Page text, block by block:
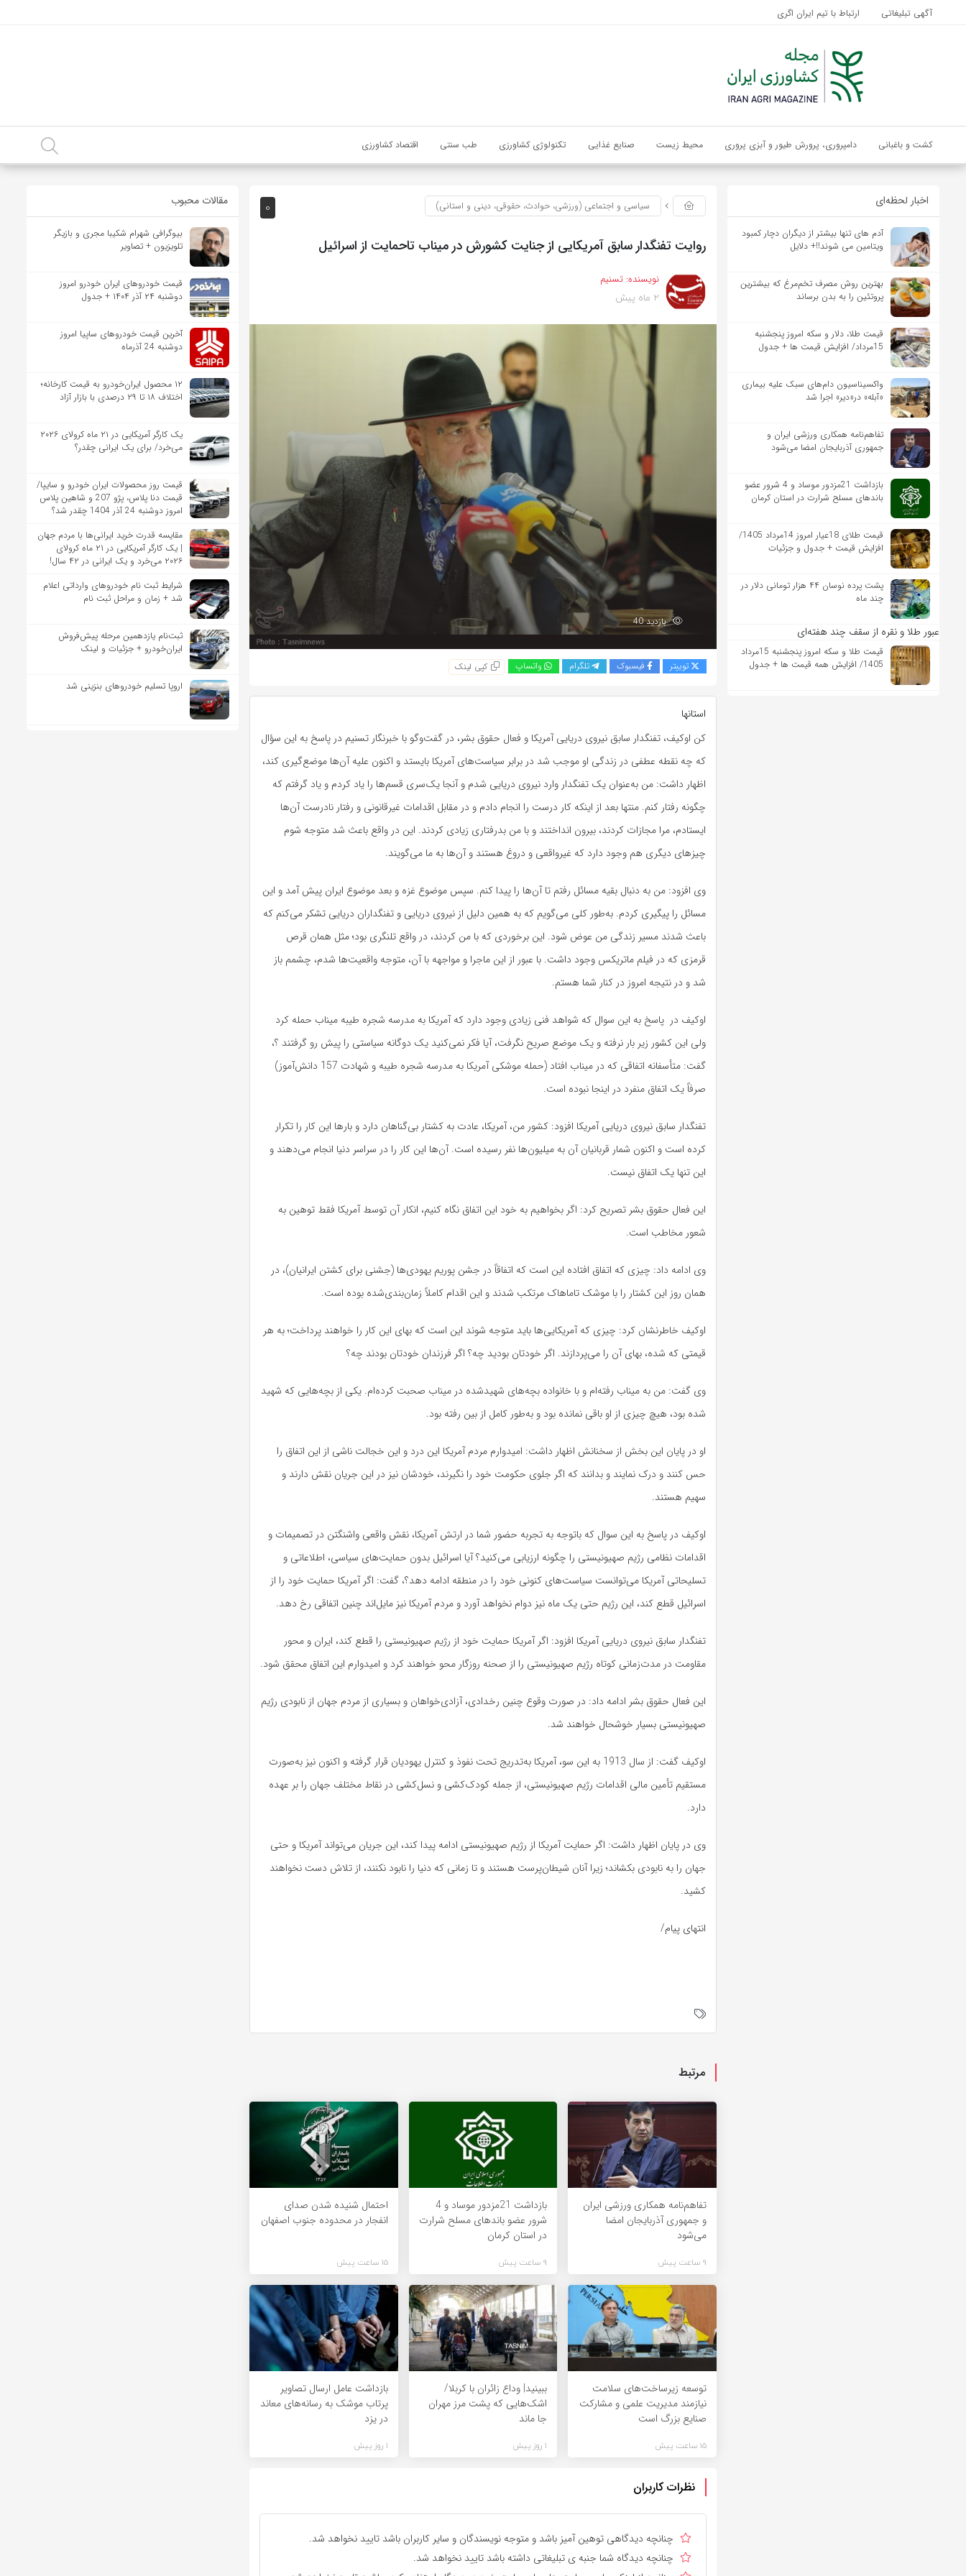
آگهی تبلیغاتی ارتباط با تیم ایران اگری
کشت و باغبانی دامپروری، پرورش طیور و آبزی پروری محیط زیست صنایع غذایی تکنولوژی کشاورزی طب سنتی اقتصاد کشاورزی
اخبار لحظه‌ای
آدم های تنها بیشتر از دیگران دچار کمبود
ویتامین می شوند!!+ دلایل
بهترین روش مصرف تخم‌مرغ که بیشترین
پروتئین را به بدن برساند
قیمت طلا، دلار و سکه امروز پنجشنبه
15مرداد/ افزایش قیمت ها + جدول
واکسیناسیون دام‌های سبک علیه بیماری
«آبله» در«دیر» اجرا شد
تفاهم‌نامه همکاری ورزشی ایران و
جمهوری آذربایجان امضا می‌شود
بازداشت 21مزدور موساد و 4 شرور عضو
باندهای مسلح شرارت در استان کرمان
قیمت طلای 18عیار امروز 14مرداد 1405/
افزایش قیمت + جدول و جزئیات
پشت پرده نوسان ۴۴ هزار تومانی دلار در
چند ماه
عبور طلا و نقره از سقف چند هفته‌ای
قیمت طلا و سکه امروز پنجشنبه 15مرداد
1405/ افزایش همه قیمت ها + جدول
0 سیاسی و اجتماعی (ورزشی، حوادث، حقوقی، دینی و استانی)
روایت تفنگدار سابق آمریکایی از جنایت کشورش در میناب تاحمایت از اسرائیل
نویسنده: تسنیم
2 ماه پیش
بازدید 40
توییتر فیسبوک تلگرام واتساپ کپی لینک
استانها
کن اوکیف، تفنگدار سابق نیروی دریایی آمریکا و فعال حقوق بشر، در گفت‌وگو با خبرنگار تسنیم در پاسخ به این سؤال
که چه نقطه عطفی در زندگی او موجب شد در برابر سیاست‌های آمریکا بایستد و اکنون علیه آن‌ها موضع‌گیری کند،
اظهار داشت: من به‌عنوان یک تفنگدار وارد نیروی دریایی شدم و آنجا یک‌سری قسم‌ها را یاد کردم و یاد گرفتم که
چگونه رفتار کنم. منتها بعد از اینکه کار درست را انجام دادم و در مقابل اقدامات غیرقانونی و رفتار نادرست آن‌ها
ایستادم، مرا مجازات کردند، بیرون انداختند و با من بدرفتاری زیادی کردند. این در واقع باعث شد متوجه شوم
چیزهای دیگری هم وجود دارد که غیرواقعی و دروغ هستند و آن‌ها به ما می‌گویند.
وی افزود: من به دنبال بقیه مسائل رفتم تا آن‌ها را پیدا کنم. سپس موضوع غزه و بعد موضوع ایران پیش آمد و این
مسائل را پیگیری کردم. به‌طور کلی می‌گویم که به همین دلیل از نیروی دریایی و تفنگداران دریایی تشکر می‌کنم که
باعث شدند مسیر زندگی من عوض شود. این برخوردی که با من کردند، در واقع تلنگری بود؛ مثل همان قرص
قرمزی که در فیلم ماتریکس وجود داشت. با عبور از این ماجرا و مواجهه با آن، متوجه واقعیت‌ها شدم، چشمم باز
شد و در نتیجه امروز در کنار شما هستم.
اوکیف در پاسخ به این سوال که شواهد فنی زیادی وجود دارد که آمریکا به مدرسه شجره طیبه میناب حمله کرد
ولی این کشور زیر بار نرفته و یک موضع صریح نگرفت، آیا فکر نمی‌کنید یک دوگانه سیاستی را پیش رو گرفتند ؟،
گفت: متأسفانه اتفاقی که در میناب افتاد (حمله موشکی آمریکا به مدرسه شجره طیبه و شهادت 157 دانش‌آموز)
صرفاً یک اتفاق منفرد در اینجا نبوده است.
تفنگدار سابق نیروی دریایی آمریکا افزود: کشور من، آمریکا، عادت به کشتار بی‌گناهان دارد و بارها این کار را تکرار
کرده است و اکنون شمار قربانیان آن به میلیون‌ها نفر رسیده است. آن‌ها این کار را در سراسر دنیا انجام می‌دهند و
این تنها یک اتفاق نیست.
این فعال حقوق بشر تصریح کرد: اگر بخواهیم به خود این اتفاق نگاه کنیم، انکار آن توسط آمریکا فقط توهین به
شعور مخاطب است.
وی ادامه داد: چیزی که اتفاق افتاده این است که اتفاقاً در جشن پوریم یهودی‌ها (جشنی برای کشتن ایرانیان)، در
همان روز این کشتار را با موشک تاماهاک مرتکب شدند و این اقدام کاملاً زمان‌بندی‌شده بوده است.
اوکیف خاطرنشان کرد: چیزی که آمریکایی‌ها باید متوجه شوند این است که بهای این کار را خواهند پرداخت؛ به هر
قیمتی که شده، بهای آن را می‌پردازند. اگر خودتان بودید چه؟ اگر فرزندان خودتان بودند چه؟
وی گفت: من به میناب رفته‌ام و با خانواده بچه‌های شهیدشده در میناب صحبت کرده‌ام. یکی از بچه‌هایی که شهید
شده بود، هیچ چیزی از او باقی نمانده بود و به‌طور کامل از بین رفته بود.
او در پایان این بخش از سخنانش اظهار داشت: امیدوارم مردم آمریکا این درد و این خجالت ناشی از این اتفاق را
حس کنند و درک نمایند و بدانند که اگر جلوی حکومت خود را نگیرند، خودشان نیز در این جریان نقش دارند و
سهیم هستند.
اوکیف در پاسخ به این سوال که باتوجه به تجربه حضور شما در ارتش آمریکا، نقش واقعی واشنگتن در تصمیمات و
اقدامات نظامی رژیم صهیونیستی را چگونه ارزیابی می‌کنید؟ آیا اسرائیل بدون حمایت‌های سیاسی، اطلاعاتی و
تسلیحاتی آمریکا می‌توانست سیاست‌های کنونی خود را در منطقه ادامه دهد؟، گفت: اگر آمریکا حمایت خود را از
اسرائیل قطع کند، این رژیم حتی یک ماه نیز دوام نخواهد آورد و مردم آمریکا نیز مایل‌اند چنین اتفاقی رخ دهد.
تفنگدار سابق نیروی دریایی آمریکا افزود: اگر آمریکا حمایت خود از رژیم صهیونیستی را قطع کند، ایران و محور
مقاومت در مدت‌زمانی کوتاه رژیم صهیونیستی را از صحنه روزگار محو خواهند کرد و امیدوارم این اتفاق محقق شود.
این فعال حقوق بشر ادامه داد: در صورت وقوع چنین رخدادی، آزادی‌خواهان و بسیاری از مردم جهان از نابودی رژیم
صهیونیستی بسیار خوشحال خواهند شد.
اوکیف گفت: از سال 1913 به این سو، آمریکا به‌تدریج تحت نفوذ و کنترل یهودیان قرار گرفته و اکنون نیز به‌صورت
مستقیم تأمین مالی اقدامات رژیم صهیونیستی، از جمله کودک‌کشی و نسل‌کشی در نقاط مختلف جهان را بر عهده
دارد.
وی در پایان اظهار داشت: اگر حمایت آمریکا از رژیم صهیونیستی ادامه پیدا کند، این جریان می‌تواند آمریکا و حتی
جهان را به نابودی بکشاند؛ زیرا آنان شیطان‌پرست هستند و تا زمانی که دنیا را نابود نکنند، از تلاش دست نخواهند
کشید.
انتهای پیام/
مرتبط
تفاهم‌نامه همکاری ورزشی ایران
و جمهوری آذربایجان امضا
می‌شود
9 ساعت پیش
بازداشت 21مزدور موساد و 4
شرور عضو باندهای مسلح شرارت
در استان کرمان
9 ساعت پیش
احتمال شنیده شدن صدای
انفجار در محدوده جنوب اصفهان
15 ساعت پیش
توسعه زیرساخت‌های سلامت
نیازمند مدیریت علمی و مشارکت
صنایع بزرگ است
15 ساعت پیش
ببینید| وداع زائران با کربلا/
اشک‌هایی که پشت مرز مهران
جا ماند
1 روز پیش
بازداشت عامل ارسال تصاویر
پرتاب موشک به رسانه‌های معاند
در یزد
1 روز پیش
نظرات کاربران
چنانچه دیدگاهی توهین آمیز باشد و متوجه نویسندگان و سایر کاربران باشد تایید نخواهد شد.
چنانچه دیدگاه شما جنبه ی تبلیغاتی داشته باشد تایید نخواهد شد.
مقالات محبوب
بیوگرافی شهرام شکیبا مجری و بازیگر
تلویزیون + تصاویر
قیمت خودرو‌های ایران خودرو امروز
دوشنبه ۲۴ آذر ۱۴۰۴ + جدول
آخرین قیمت خودروهای ساپیا امروز
دوشنبه 24 آذرماه
۱۲ محصول ایران‌خودرو به قیمت کارخانه؛
اختلاف ۱۸ تا ۲۹ درصدی با بازار آزاد
یک کارگر آمریکایی در ۲۱ ماه کرولای ۲۰۲۶
می‌خرد/ برای یک ایرانی چقدر؟
قیمت روز محصولات ایران خودرو و سایپا/
قیمت دنا پلاس، پژو 207 و شاهین پلاس
امروز دوشنبه 24 آذر 1404 چقدر شد؟
مقایسه قدرت خرید ایرانی‌ها با مردم جهان
| یک کارگر آمریکایی در ۲۱ ماه کرولای
۲۰۲۶ می‌خرد و یک ایرانی در ۴۲ سال!
شرایط ثبت نام خودروهای وارداتی اعلام
شد + زمان و مراحل ثبت نام
ثبت‌نام یازدهمین مرحله پیش‌فروش
ایران‌خودرو + جزئیات و لینک
اروپا تسلیم خودروهای بنزینی شد